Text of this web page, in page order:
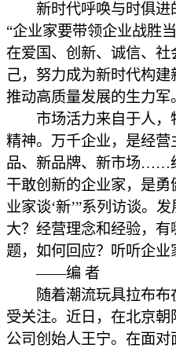
新时代呼唤与时俱进
“企业家要带领企业战胜
在爱国、创新、诚信、
己，努力成为新时代构
推动高质量发展的生力军
市场活力来自于人，
精神。万千企业，是经
品、新品牌、新市场……
干敢创新的企业家，是
业家谈‘新’”系列访谈。
大？经营理念和经验，
题，如何回应？听听企业
——编 者
随着潮流玩具拉布布
受关注。近日，在北京
公司创始人王宁。在面